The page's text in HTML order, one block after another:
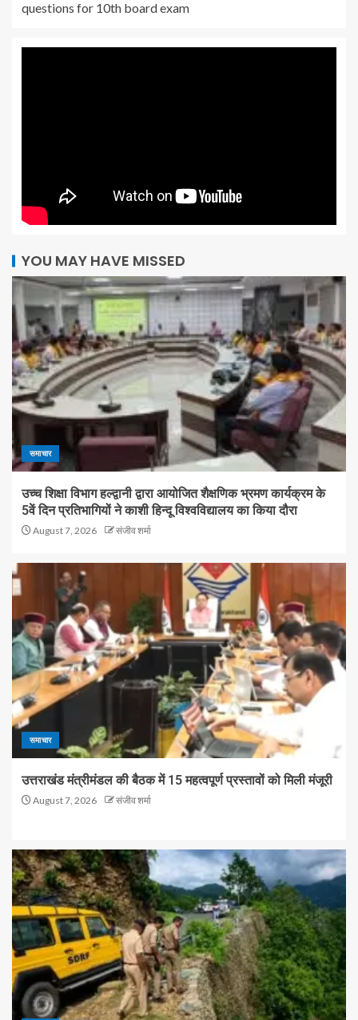
questions for 10th board exam
YOU MAY HAVE MISSED
समाचार
उच्च शिक्षा विभाग हल्द्वानी द्वारा आयोजित शैक्षणिक भ्रमण कार्यक्रम के
5वें दिन प्रतिभागियों ने काशी हिन्दू विश्वविद्यालय का किया दौरा
August 7, 2026 संजीव शर्मा
समाचार
उत्तराखंड मंत्रीमंडल की बैठक में 15 महत्वपूर्ण प्रस्तावों को मिली मंजूरी
August 7, 2026 संजीव शर्मा